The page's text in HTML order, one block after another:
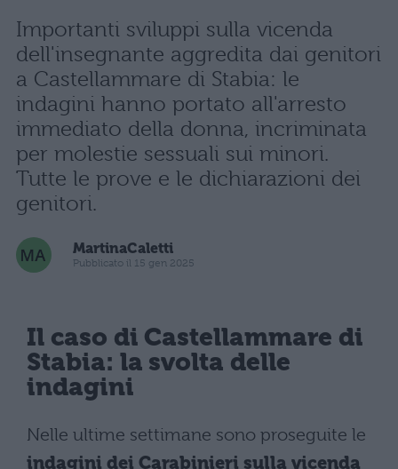
Importanti sviluppi sulla vicenda
dell'insegnante aggredita dai genitori
a Castellammare di Stabia: le
indagini hanno portato all'arresto
immediato della donna, incriminata
per molestie sessuali sui minori.
Tutte le prove e le dichiarazioni dei
genitori.
MartinaCaletti
Pubblicato il 15 gen 2025
Il caso di Castellammare di
Stabia: la svolta delle
indagini
Nelle ultime settimane sono proseguite le
indagini dei Carabinieri sulla vicenda